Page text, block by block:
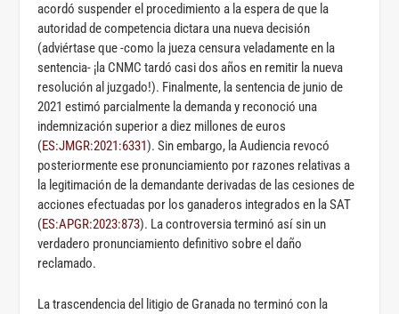
acordó suspender el procedimiento a la espera de que la
autoridad de competencia dictara una nueva decisión
(adviértase que -como la jueza censura veladamente en la
sentencia- ¡la CNMC tardó casi dos años en remitir la nueva
resolución al juzgado!). Finalmente, la sentencia de junio de
2021 estimó parcialmente la demanda y reconoció una
indemnización superior a diez millones de euros
(ES:JMGR:2021:6331). Sin embargo, la Audiencia revocó
posteriormente ese pronunciamiento por razones relativas a
la legitimación de la demandante derivadas de las cesiones de
acciones efectuadas por los ganaderos integrados en la SAT
(ES:APGR:2023:873). La controversia terminó así sin un
verdadero pronunciamiento definitivo sobre el daño
reclamado.
La trascendencia del litigio de Granada no terminó con la